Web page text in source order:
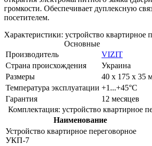
громкости. Обеспечивает дуплексную
посетителем.
Характеристики: устройство
Основные
Производитель
VIZIT
Страна происхождения
Украина
Размеры
40 х 175 х 35
Температура эксплуатации +1...+45°C
Гарантия
12 месяцев
Комплектация: устройство квартирное
Наименование
Устройство квартирное переговорное
УКП-7